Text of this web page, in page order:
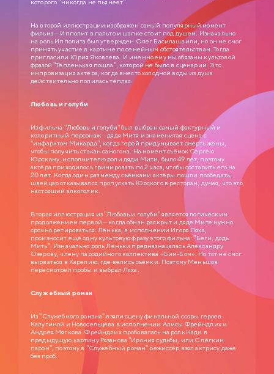
которого "никогда не пьянеет".
На второй иллюстрации изображен самый популярный момент
фильма – Ипполит в пальто и шапке стоит под душем. Изначально
на роль Ипполита был утвержден Олег Басилашвили, но он не смог
принять участие в картине по семейным обстоятельствам. Тогда
пригласили Юрия Яковлева. И именно ему мы обязаны культовой
фразой "Тёпленькая пошла", которой не было в сценарии. Это
импровизация актёра, когда вместо холодной воды из душа
действительно полилась тёплая.
Любовь и голуби
Из фильма "Любовь и голуби" был выбран самый фактурный и
колоритный персонаж – дядя Митя и знаменитая сцена с
"инфарктом Микарда", когда герой придумывает смерть жены,
чтобы получить стакан самогона. На момент съёмок Сергею
Юрскому, исполнителю роли дяди Мити, было 49 лет, поэтому
актёра приходилось гримировать по 2 часа, чтобы состарить его на
20 лет. Когда один раз между съёмками актёры пошли пообедать,
швейцар отказывался пропускать Юрского в ресторан, думая, что это
настоящий алкоголик.
Вторая иллюстрация из "Любовь и голуби" является логическим
продолжением первой – когда обман раскрыт и дяде Мите нужно
срочно ретироваться. Лёнька, в исполнении Игоря Ляха,
произносит ещё одну культовую фразу этого фильма: "Беги, дядь
Мить". Изначально роль Леньки предназначалась Александру
Озерову, члену пародийного коллектива «Бим-Бом». Но тот не смог
вырваться в Карелию, где велись съёмки. Поэтому Меньшов
пересмотрел пробы и выбрал Ляха.
Служебный роман
Из "Служебного романа" взяли сцену финальной ссоры героев
Калугиной и Новосельцева в исполнении Алисы Фрейндлих и
Андрея Мягкова. Фрейндлих пробовалась на роль Нади в
предыдущую картину Рязанова "Ирония судьбы, или С лёгким
паром", поэтому в "Служебный роман" режиссёр взял актрису даже
без проб.
СЛУЖЕБНЫЙ РОМАН
0+ 1977
ЗОЛОТАЯ КОЛЛЕКЦИЯ МОСФИЛЬМА
Анатолий Ефремович Новосельцев, рядовой служащий одного
статистического управления, — человек робкий и застенчивый. Для него
неплохо бы получить вакантное место зав. отделом, но он не знает как
подступиться к этому делу. Старый приятель Самохвалов советует ему
приударить за Людмилой Прокопьевной Калугиной, — сухарем в юбке и